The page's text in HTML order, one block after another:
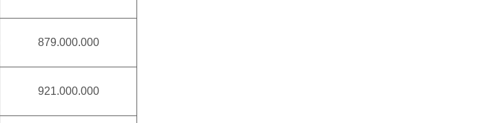
879.000.000
921.000.000